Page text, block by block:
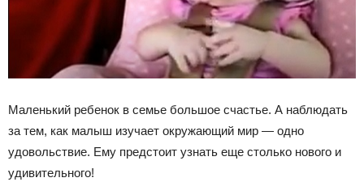
Маленький ребенок в семье большое счастье. А наблюдать
за тем, как малыш изучает окружающий мир — одно
удовольствие. Ему предстоит узнать еще столько нового и
удивительного!